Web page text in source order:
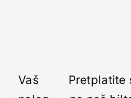
Vaš
Pretplatite